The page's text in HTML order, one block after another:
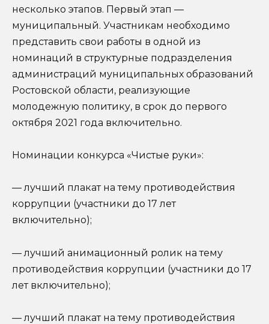
несколько этапов. Первый этап —
муниципальный. Участникам необходимо
представить свои работы в одной из
номинаций в структурные подразделения
администраций муниципальных образований
Ростовской области, реализующие
молодежную политику, в срок до первого
октября 2021 года включительно.
Номинации конкурса «Чистые руки»:
— лучший плакат на тему противодействия
коррупции (участники до 17 лет
включительно);
— лучший анимационный ролик на тему
противодействия коррупции (участники до 17
лет включительно);
— лучший плакат на тему противодействия